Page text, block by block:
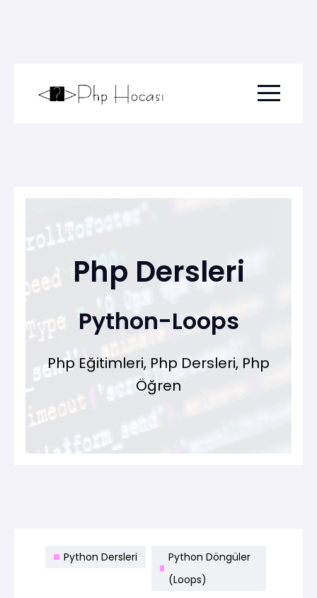
Menu
Php Dersleri
Python-Loops
Php Eğitimleri, Php Dersleri, Php
Öğren
Python Dersleri
Python Döngüler
(Loops)